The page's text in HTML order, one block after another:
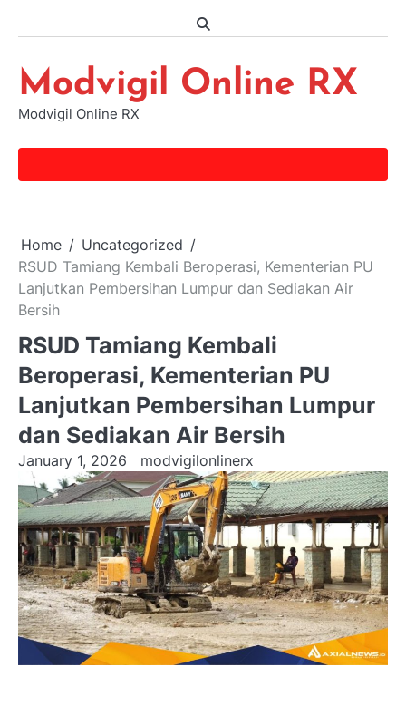
Modvigil Online RX
Modvigil Online RX
Home
Uncategorized
RSUD Tamiang Kembali Beroperasi, Kementerian PU
Lanjutkan Pembersihan Lumpur dan Sediakan Air
Bersih
RSUD Tamiang Kembali
Beroperasi, Kementerian PU
Lanjutkan Pembersihan Lumpur
dan Sediakan Air Bersih
January 1, 2026 modvigilonlinerx